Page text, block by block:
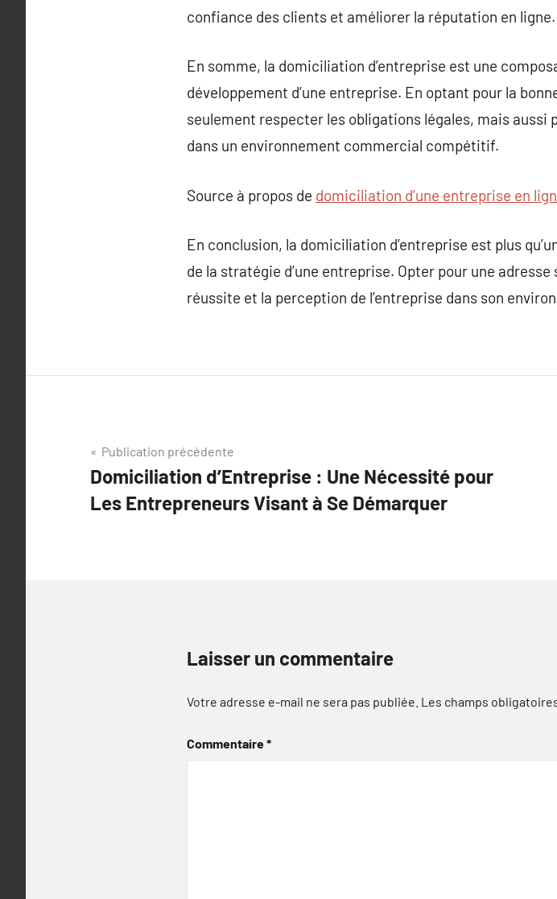
confiance des clients et améliorer la réputation en ligne.
En somme, la domiciliation d’entreprise est une
développement d’une entreprise. En optant pour la
seulement respecter les obligations légales, mais
dans un environnement commercial compétitif.
Source à propos de domiciliation d’une entreprise en
En conclusion, la domiciliation d’entreprise est plus
de la stratégie d’une entreprise. Opter pour une
réussite et la perception de l’entreprise dans son
Navigation
de
l’article
Publication précédente
Domiciliation d’Entreprise : Une Nécessité pour
Les Entrepreneurs Visant à Se Démarquer
Laisser un commentaire
Votre adresse e-mail ne sera pas publiée. Les champs
Commentaire*